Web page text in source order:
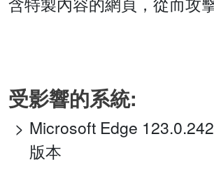
受影響的系統:
Microsoft Edge
版本